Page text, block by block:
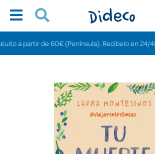
partir de 60€ (Península). Recíbelo en 24/48